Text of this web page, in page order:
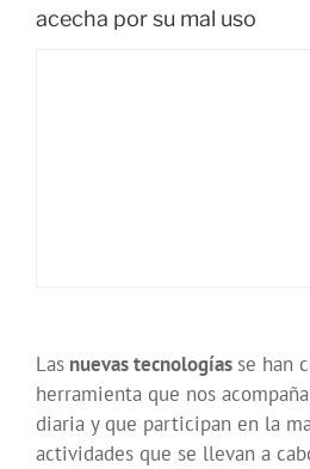
acecha por su mal uso
Las nuevas tecnologías se han
herramienta que nos
diaria y que participan en la
actividades que se llevan a